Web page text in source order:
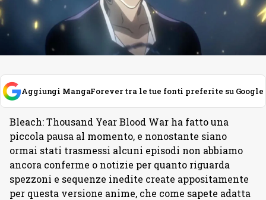
Aggiungi MangaForever tra le tue fonti preferite su Google
Bleach: Thousand Year Blood War ha fatto una
piccola pausa al momento, e nonostante siano
ormai stati trasmessi alcuni episodi non abbiamo
ancora conferme o notizie per quanto riguarda
spezzoni e sequenze inedite create appositamente
per questa versione anime, che come sapete adatta